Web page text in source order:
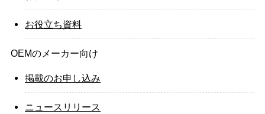
お役立ち資料
OEMのメーカー向け
掲載のお申し込み
ニュースリリース